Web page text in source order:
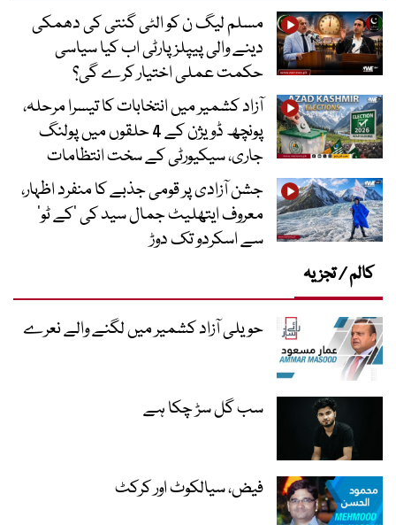
مسلم لیگ ن کو الٹی گنتی کی دھمکی
دینے والی پیپلز پارٹی اب کیا سیاسی
حکمت عملی اختیار کرے گی؟
آزاد کشمیر میں انتخابات کا تیسرا مرحلہ،
پونچھ ڈویژن کے 4 حلقوں میں پولنگ
جاری، سیکیورٹی کے سخت انتظامات
جشن آزادی پر قومی جذبے کا منفرد اظہار،
معروف ایتھلیٹ جمال سید کی ’کے ٹو‘
سے اسکردو تک دوڑ
کالم / تجزیہ
حویلی آزاد کشمیر میں لگنے والے نعرے
سب گل سڑ چکا ہے
فیض، سیالکوٹ اور کرکٹ